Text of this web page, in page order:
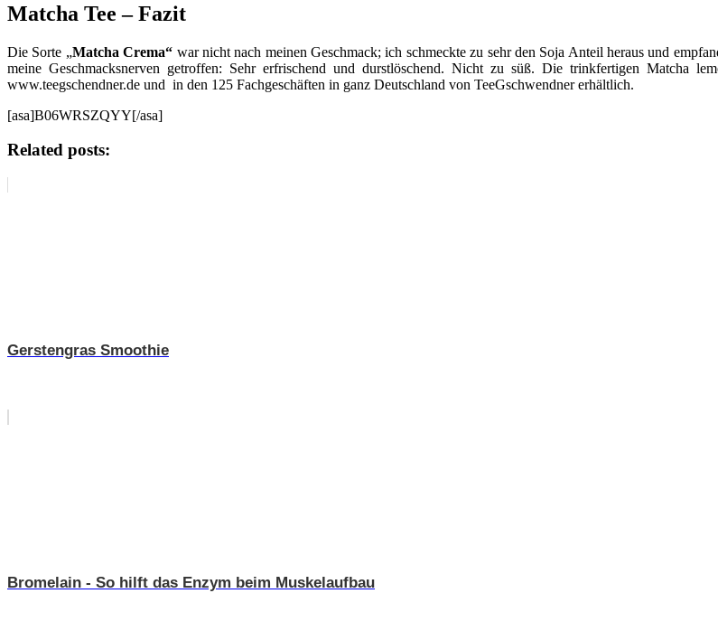
Matcha Tee – Fazit
Die Sorte „Matcha Crema“ war nicht nach meinen Geschmack; ich schmeckte zu sehr den Soja Anteil heraus und
meine Geschmacksnerven getroffen: Sehr erfrischend und durstlöschend. Nicht zu süß. Die trinkfertigen
www.teegschendner.de und in den 125 Fachgeschäften in ganz Deutschland von TeeGschwendner erhältlich.
[asa]B06WRSZQYY[/asa]
Related posts:
Gerstengras Smoothie
Bromelain - So hilft das Enzym beim Muskelaufbau